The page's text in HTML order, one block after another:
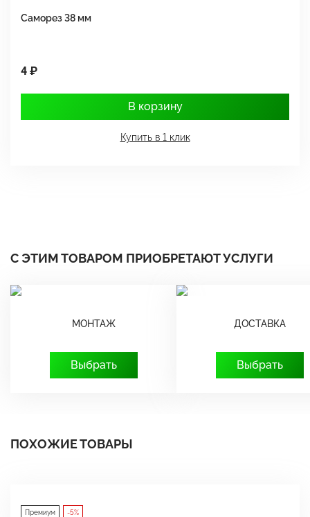
Саморез 38 мм
4 ₽
В корзину
Купить в 1 клик
С ЭТИМ ТОВАРОМ ПРИОБРЕТАЮТ УСЛУГИ
МОНТАЖ
Выбрать
ДОСТАВКА
Выбрать
ПОХОЖИЕ ТОВАРЫ
Премиум -5%